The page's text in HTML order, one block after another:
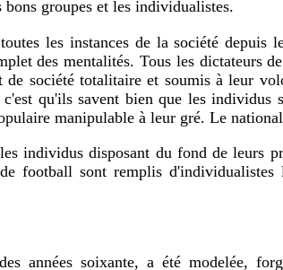
groupes et les individualistes.
des mentalités. Tous les dictateurs
société totalitaire et soumis à leur
qu'ils savent bien que les
manipulable à leur gré. Le
football sont remplis